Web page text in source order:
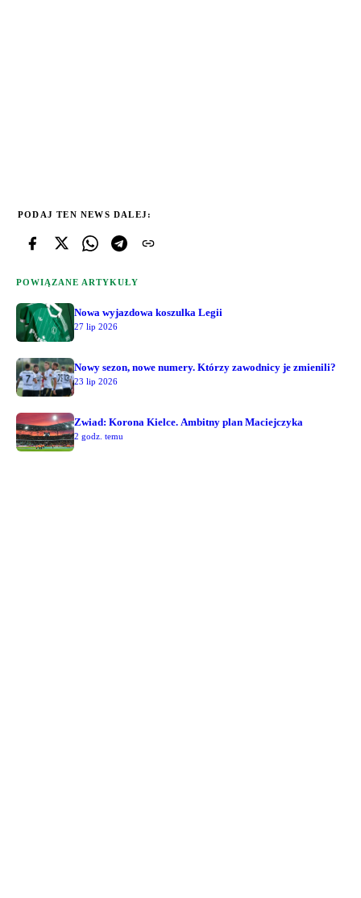
PODAJ TEN NEWS DALEJ:
POWIĄZANE ARTYKUŁY
Nowa wyjazdowa koszulka Legii
27 lip 2026
Nowy sezon, nowe numery. Którzy zawodnicy je zmienili?
23 lip 2026
Zwiad: Korona Kielce. Ambitny plan Maciejczyka
2 godz. temu